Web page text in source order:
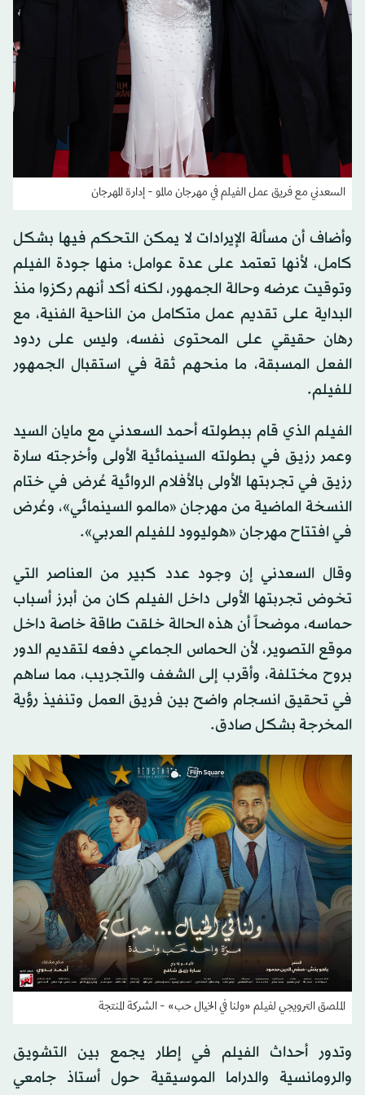
السعدني مع فريق عمل الفيلم في مهرجان مالمو - إدارة المهرجان
وأضاف أن مسألة الإيرادات لا يمكن التحكم فيها بشكل
كامل، لأنها تعتمد على عدة عوامل؛ منها جودة الفيلم
وتوقيت عرضه وحالة الجمهور، لكنه أكد أنهم ركزوا منذ
البداية على تقديم عمل متكامل من الناحية الفنية، مع
رهان حقيقي على المحتوى نفسه، وليس على ردود
الفعل المسبقة، ما منحهم ثقة في استقبال الجمهور
للفيلم.
الفيلم الذي قام ببطولته أحمد السعدني مع مايان السيد
وعمر رزيق في بطولته السينمائية الأولى وأخرجته سارة
رزيق في تجربتها الأولى بالأفلام الروائية عُرض في ختام
النسخة الماضية من مهرجان «مالمو السينمائي»، وعُرض
في افتتاح مهرجان «هوليوود للفيلم العربي».
وقال السعدني إن وجود عدد كبير من العناصر التي
تخوض تجربتها الأولى داخل الفيلم كان من أبرز أسباب
حماسه، موضحاً أن هذه الحالة خلقت طاقة خاصة داخل
موقع التصوير، لأن الحماس الجماعي دفعه لتقديم الدور
بروح مختلفة، وأقرب إلى الشغف والتجريب، مما ساهم
في تحقيق انسجام واضح بين فريق العمل وتنفيذ رؤية
المخرجة بشكل صادق.
الملصق الترويجي لفيلم «ولنا في الخيال حب» - الشركة المنتجة
وتدور أحداث الفيلم في إطار يجمع بين التشويق
والرومانسية والدراما الموسيقية حول أستاذ جامعي